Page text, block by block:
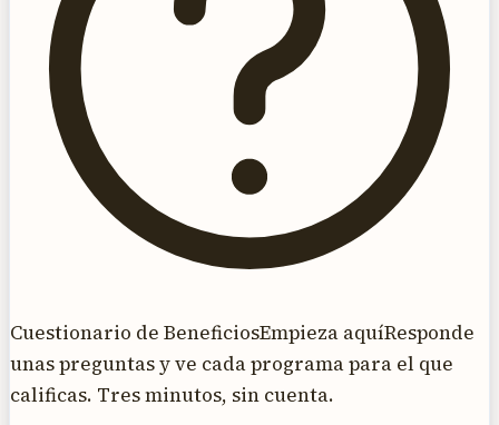
Cuestionario de BeneficiosEmpieza aquíResponde
unas preguntas y ve cada programa para el que
calificas. Tres minutos, sin cuenta.